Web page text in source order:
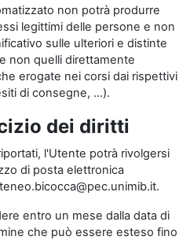
non potrà produrre
legittimi delle persone e non
sulle ulteriori e distinte
non quelli direttamente
erogate nei corsi dai rispettivi
di consegne, …).
dei diritti
l'Utente potrà rivolgersi
di posta elettronica
entro un mese dalla data di
che può essere esteso fino